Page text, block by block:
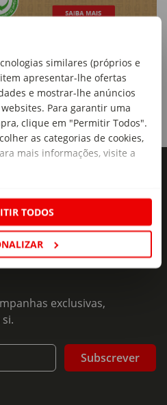
similares (próprios e
apresentar-lhe ofertas
e mostrar-lhe anúncios
Para garantir uma
clique em "Permitir Todos".
as categorias de cookies,
mais informações, visite a
TODOS
frescas no
exclusivas,
Subscrever